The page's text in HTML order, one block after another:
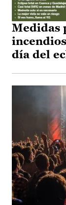
Medidas
día del